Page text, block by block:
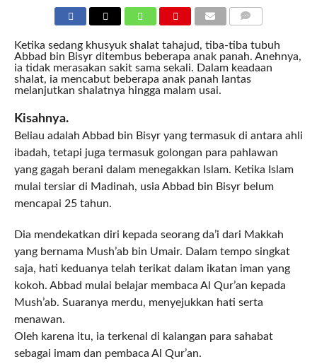
Ketika sedang khusyuk shalat tahajud, tiba-tiba tubuh
Abbad bin Bisyr ditembus beberapa anak panah. Anehnya,
ia tidak merasakan sakit sama sekali. Dalam keadaan
shalat, ia mencabut beberapa anak panah lantas
melanjutkan shalatnya hingga malam usai.
Kisahnya.
Beliau adalah Abbad bin Bisyr yang termasuk di antara ahli
ibadah, tetapi juga termasuk golongan para pahlawan
yang gagah berani dalam menegakkan Islam. Ketika Islam
mulai tersiar di Madinah, usia Abbad bin Bisyr belum
mencapai 25 tahun.
Dia mendekatkan diri kepada seorang da’i dari Makkah
yang bernama Mush’ab bin Umair. Dalam tempo singkat
saja, hati keduanya telah terikat dalam ikatan iman yang
kokoh. Abbad mulai belajar membaca Al Qur’an kepada
Mush’ab. Suaranya merdu, menyejukkan hati serta
menawan.
Oleh karena itu, ia terkenal di kalangan para sahabat
sebagai imam dan pembaca Al Qur’an.